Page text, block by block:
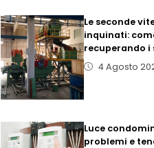
Le seconde
inquinati:
recuperando i
4 Agosto
Luce
problemi e